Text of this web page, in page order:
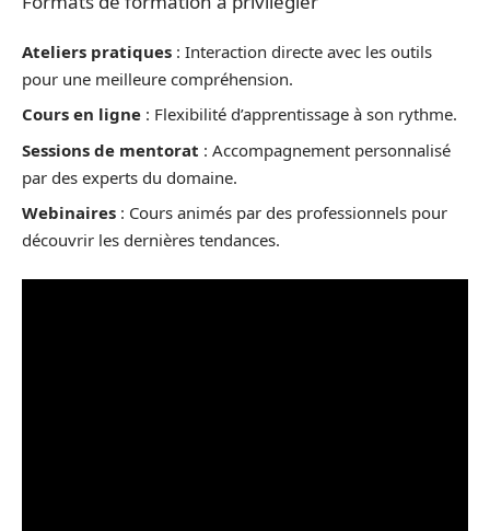
Ateliers pratiques : Interaction directe avec les outils
pour une meilleure compréhension.
Cours en ligne : Flexibilité d’apprentissage à son rythme.
Sessions de mentorat : Accompagnement personnalisé
par des experts du domaine.
Webinaires : Cours animés par des professionnels pour
découvrir les dernières tendances.